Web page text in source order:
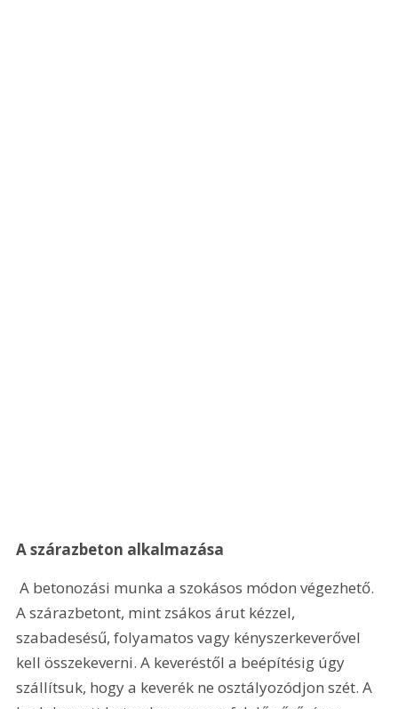
A szárazbeton alkalmazása
A betonozási munka a szokásos módon végezhető.
A szárazbetont, mint zsákos árut kézzel,
szabadesésű, folyamatos vagy kényszerkeverővel
kell összekeverni. A keveréstől a beépítésig úgy
szállítsuk, hogy a keverék ne osztályozódjon szét. A